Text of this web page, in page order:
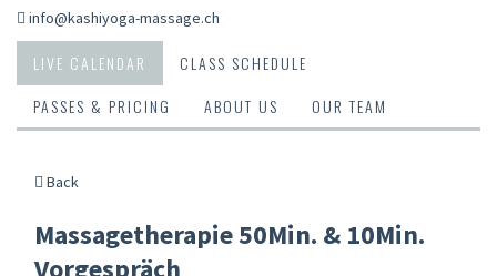
info@kashiyoga-massage.ch
LIVE CALENDAR
CLASS SCHEDULE
PASSES & PRICING
ABOUT US OUR TEAM
Back
Massagetherapie 50Min. & 10Min.
Vorgespräch